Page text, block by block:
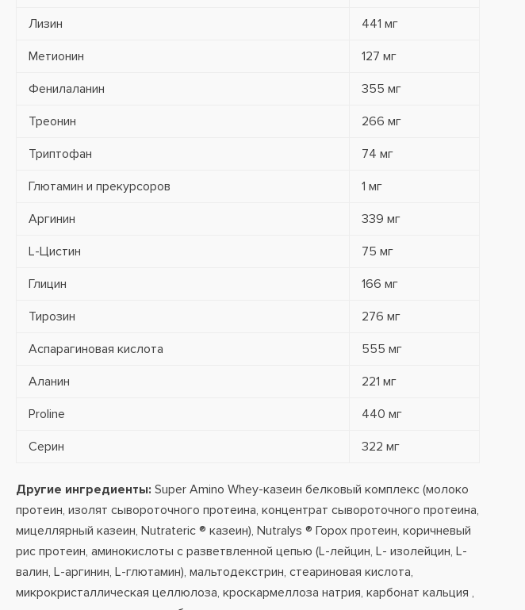
Лизин 441 мг
Метионин 127 мг
Фенилаланин 355 мг
Треонин 266 мг
Триптофан 74 мг
Глютамин и прекурсоров 1 мг
Аргинин 339 мг
L-Цистин 75 мг
Глицин 166 мг
Тирозин 276 мг
Аспарагиновая кислота 555 мг
Аланин 221 мг
Proline 440 мг
Серин 322 мг
Другие ингредиенты: Super Amino Whey-казеин белковый комплекс (молоко
протеин, изолят сывороточного протеина, концентрат сывороточного протеина,
мицеллярный казеин, Nutrateric ® казеин), Nutralys ® Горох протеин, коричневый
рис протеин, аминокислоты с разветвленной цепью (L-лейцин, L- изолейцин, L-
валин, L-аргинин, L-глютамин), мальтодекстрин, стеариновая кислота,
микрокристаллическая целлюлоза, кроскармеллоза натрия, карбонат кальция ,